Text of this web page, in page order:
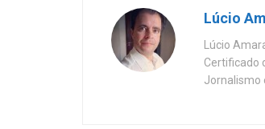
Lúcio
Lúcio
Certificado
Jornalismo